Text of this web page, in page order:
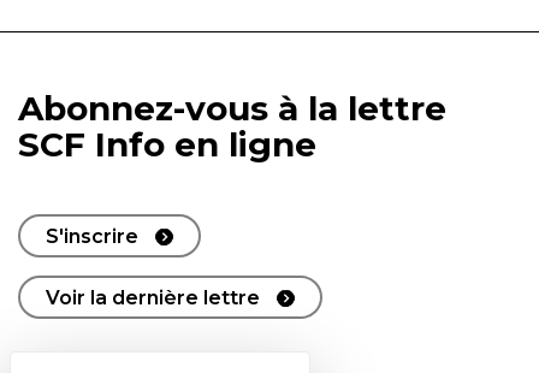
Abonnez-vous à la lettre
SCF Info en ligne
S'inscrire
Voir la dernière lettre